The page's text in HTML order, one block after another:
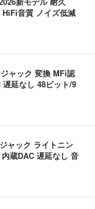
音質 ノイズ低減
ャック 変換 MFi認
延なし 48ビット/9
ャック ライトニン
蔵DAC 遅延なし 音